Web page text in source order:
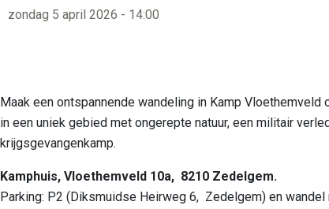
Bezienswaardigheden in de regio
zondag 5 april 2026 - 14:00
Maak een ontspannende wandeling in Kamp
in een uniek gebied met ongerepte natuur, een militair
krijgsgevangenkamp.
Kamphuis, Vloethemveld 10a, 8210 Zedelgem.
Parking: P2 (Diksmuidse Heirweg 6, Zedelgem) en wandel